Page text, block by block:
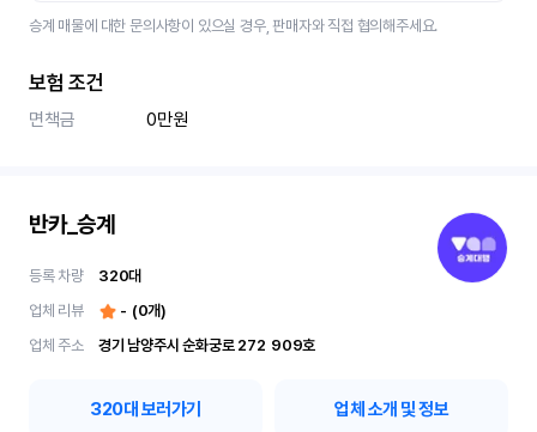
승계 매물에 대한 문의사항이 있으실 경우, 판매자와 직접 협의해주세요.
보험 조건
면책금 0만원
반카_승계
등록 차량 320대
업체 리뷰
- (0개)
업체 주소
경기 남양주시 순화궁로 272	909호
320대 보러가기 업체 소개 및 정보